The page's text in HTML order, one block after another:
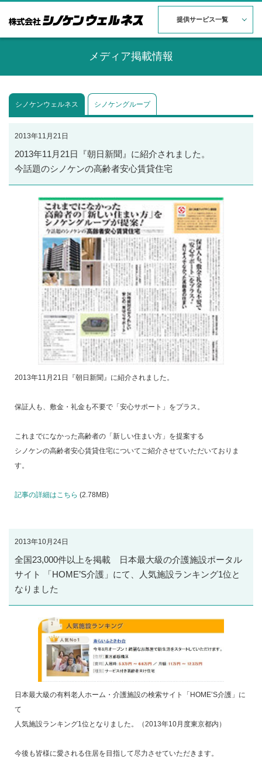
提供サービス一覧
メディア掲載情報
シノケンウェルネス シノケングループ
2013年11月21日
2013年11月21日『朝日新聞』に紹介されました。
今話題のシノケンの高齢者安心賃貸住宅
2013年11月21日『朝日新聞』に紹介されました。
保証人も、敷金・礼金も不要で「安心サポート」をプラス。
これまでになかった高齢者の「新しい住まい方」を提案する
シノケンの高齢者安心賃貸住宅についてご紹介させていただいておりま
す。
記事の詳細はこちら (2.78MB)
2013年10月24日
全国23,000件以上を掲載 日本最大級の介護施設ポータル
サイト 「HOME’S介護」にて、人気施設ランキング1位と
なりました
日本最大級の有料老人ホーム・介護施設の検索サイト「HOME’S介護」に
て
人気施設ランキング1位となりました。（2013年10月度東京都内）
今後も皆様に愛される住居を目指して尽力させていただきます。